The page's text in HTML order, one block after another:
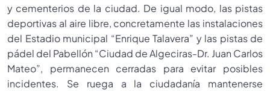
y cementerios de la ciudad. De igual modo, las pistas
deportivas al aire libre, concretamente las instalaciones
del Estadio municipal “Enrique Talavera” y las pistas de
pádel del Pabellón “Ciudad de Algeciras-Dr. Juan Carlos
Mateo”, permanecen cerradas para evitar posibles
incidentes. Se ruega a la ciudadanía mantenerse